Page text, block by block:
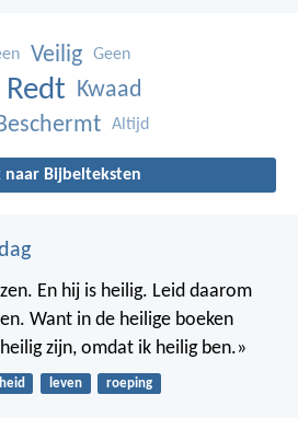
Veilig Geen
Redt Kwaad
Altijd
naar Bijbelteksten
En hij is heilig. Leid daarom
Want in de heilige boeken
zijn, omdat ik heilig ben.»
leven roeping